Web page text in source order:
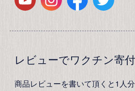
レビューでワクチン寄付
商品レビューを書いて頂くと1人